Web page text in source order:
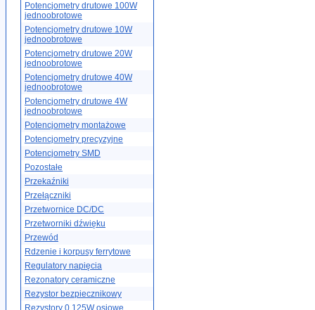
Potencjometry drutowe 100W
jednoobrotowe
Potencjometry drutowe 10W
jednoobrotowe
Potencjometry drutowe 20W
jednoobrotowe
Potencjometry drutowe 40W
jednoobrotowe
Potencjometry drutowe 4W
jednoobrotowe
Potencjometry montażowe
Potencjometry precyzyjne
Potencjometry SMD
Pozostałe
Przekaźniki
Przełączniki
Przetwornice DC/DC
Przetworniki dźwięku
Przewód
Rdzenie i korpusy ferrytowe
Regulatory napięcia
Rezonatory ceramiczne
Rezystor bezpiecznikowy
Rezystory 0.125W osiowe